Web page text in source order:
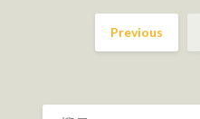
Previous
搜